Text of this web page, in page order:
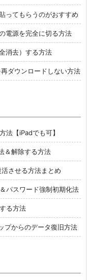
ってもらうのがおすすめ
電源を完全に切る方法
消去）する方法
ダウンロードしない方法
法【iPadでも可】
＆解除する方法
させる方法まとめ
パスワード強制初期化法
る方法
プからのデータ復旧方法